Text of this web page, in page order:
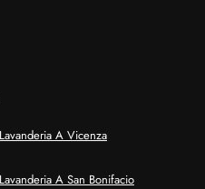
A Vicenza
A San Bonifacio